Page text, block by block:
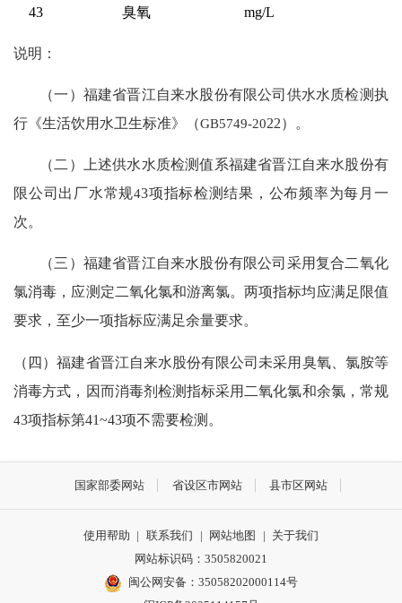
43 臭氧 mg/L
说明：
（一） 福建省晋江自来水 股份有限公司供水水质检测执
行《生活饮用水卫生标准》（GB5749-2022）。
（二） 上述供水水质检测值系福建省晋江自来水 股份有
限公司出厂水常规43项指标检测结果，公布频率为每月一
次。
（三） 福建省晋江自来水股份有限公司 采用复合二氧化
氯消毒 ，应测定二氧化氯和游离氯。两项指标均应满足限值
要求，至少一项指标应满足余量要求。
（四）福建省晋江自来水 股份有限公司未采用臭氧、 氯胺等
消毒方式，因而消毒剂 检测指标采用 二氧化氯和余氯，常规
43项指标第41~43项不需要检测。
国家部委网站 省设区市网站 县市区网站
使用帮助 | 联系我们 | 网站地图 | 关于我们
网站标识码：3505820021
闽公网安备：35058202000114号